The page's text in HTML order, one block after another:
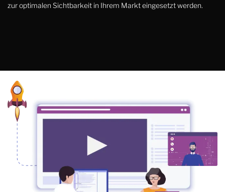
zur optimalen Sichtbarkeit in Ihrem Markt eingesetzt werden.